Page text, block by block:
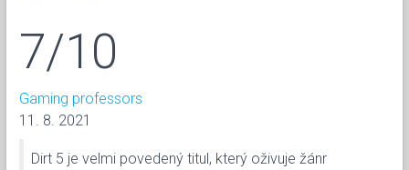
7/10
Gaming professors
11. 8. 2021
Dirt 5 je velmi povedený titul, který oživuje žánr